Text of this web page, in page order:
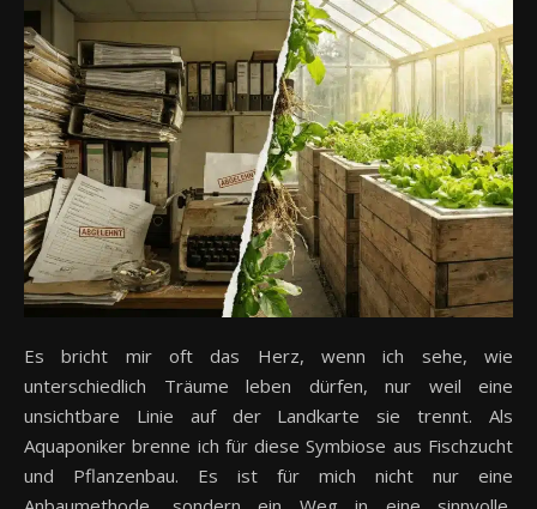
Es bricht mir oft das Herz, wenn ich sehe, wie
unterschiedlich Träume leben dürfen, nur weil eine
unsichtbare Linie auf der Landkarte sie trennt. Als
Aquaponiker brenne ich für diese Symbiose aus Fischzucht
und Pflanzenbau. Es ist für mich nicht nur eine